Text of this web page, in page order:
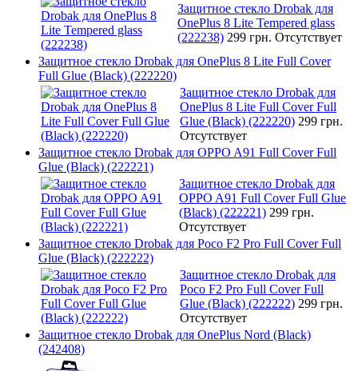
Защитное стекло Drobak для
OnePlus 8 Lite Tempered glass
(222238) 299 грн. Отсутствует
Защитное стекло Drobak для OnePlus 8 Lite Full Cover
Full Glue (Black) (222220)
Защитное стекло Drobak для
OnePlus 8 Lite Full Cover Full
Glue (Black) (222220) 299 грн.
Отсутствует
Защитное стекло Drobak для OPPO A91 Full Cover Full
Glue (Black) (222221)
Защитное стекло Drobak для
OPPO A91 Full Cover Full Glue
(Black) (222221) 299 грн.
Отсутствует
Защитное стекло Drobak для Poco F2 Pro Full Cover Full
Glue (Black) (222222)
Защитное стекло Drobak для
Poco F2 Pro Full Cover Full
Glue (Black) (222222) 299 грн.
Отсутствует
Защитное стекло Drobak для OnePlus Nord (Black)
(242408)